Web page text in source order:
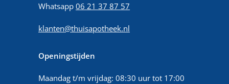
Whatsapp06 21 37 87 57
klanten@thuisapotheek.nl
Openingstijden
Maandag t/m vrijdag: 08:30 uur tot 17:00